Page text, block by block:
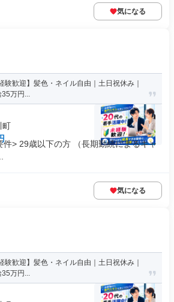
気になる
験歓迎】髪色・ネイル自由｜土日祝休み｜
万円...
町
件> 29歳以下の方 （長期勤続によるキャ
気になる
験歓迎】髪色・ネイル自由｜土日祝休み｜
万円...